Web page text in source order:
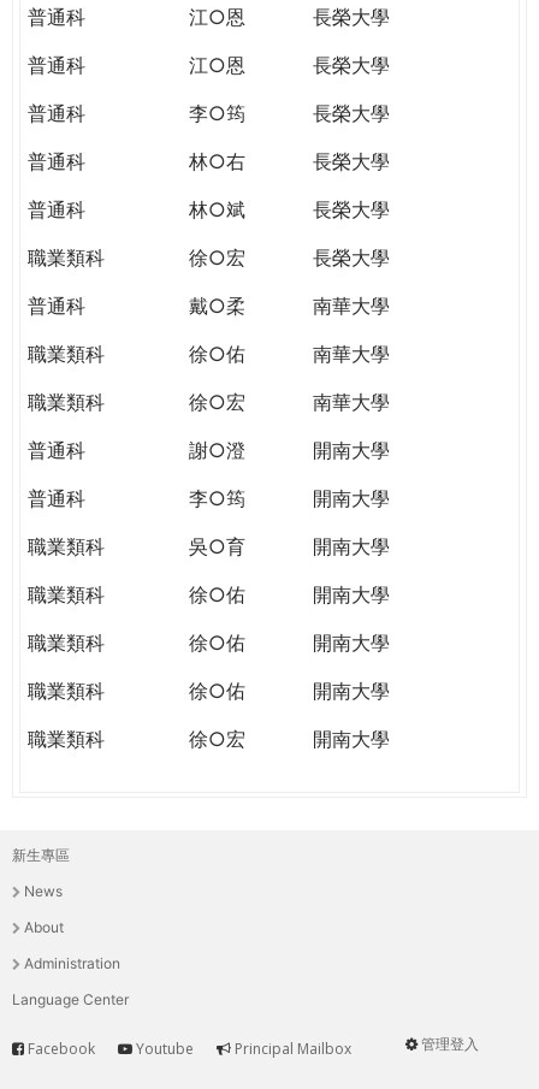
普通科
江○恩
長榮大學
普通科
江○恩
長榮大學
普通科
李○筠
長榮大學
普通科
林○右
長榮大學
普通科
林○斌
長榮大學
職業類科
徐○宏
長榮大學
普通科
戴○柔
南華大學
職業類科
徐○佑
南華大學
職業類科
徐○宏
南華大學
普通科
謝○澄
開南大學
普通科
李○筠
開南大學
職業類科
吳○育
開南大學
職業類科
徐○佑
開南大學
職業類科
徐○佑
開南大學
職業類科
徐○佑
開南大學
職業類科
徐○宏 開南大學
主
選
單
新生專區
News
About
Administration
Language Center
User
管理登入
Service
Facebook Youtube Principal Mailbox